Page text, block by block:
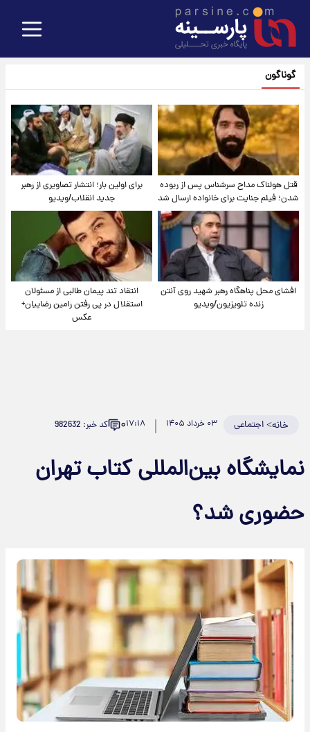
گوناگون
قتل هولناک مداح سرشناس پس از ربوده
شدن؛ فیلم جنایت برای خانواده ارسال شد
برای اولین بار؛ انتشار تصاویری از رهبر
جدید انقلاب/ویدیو
افشای محل پناهگاه‌ رهبر شهید روی آنتن
زنده تلویزیون/ویدیو
انتقاد تند پیمان طالبی از مسئولان
استقلال در پی رفتن رامین رضاییان+
عکس
خانه>اجتماعی ۰۳ خرداد ۱۴۰۵ ۱۷:۱۸۰ کد خبر: 982632
نمایشگاه بین‌المللی کتاب تهران
حضوری شد؟